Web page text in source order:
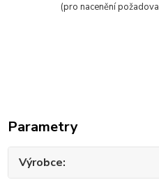
(pro nacenění
Parametry
Výrobce